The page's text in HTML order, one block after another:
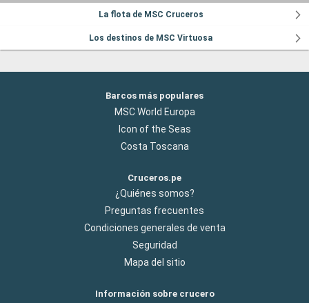
La flota de MSC Cruceros
Los destinos de MSC Virtuosa
Barcos más populares
MSC World Europa
Icon of the Seas
Costa Toscana
Cruceros.pe
¿Quiénes somos?
Preguntas frecuentes
Condiciones generales de venta
Seguridad
Mapa del sitio
Información sobre crucero